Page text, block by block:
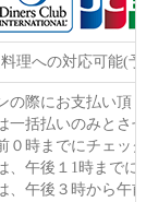
料理への対応可能(
の際にお支払い頂
一括払いのみとさ
０時までにチェッ
、午後１1時までに
、午後３時から午